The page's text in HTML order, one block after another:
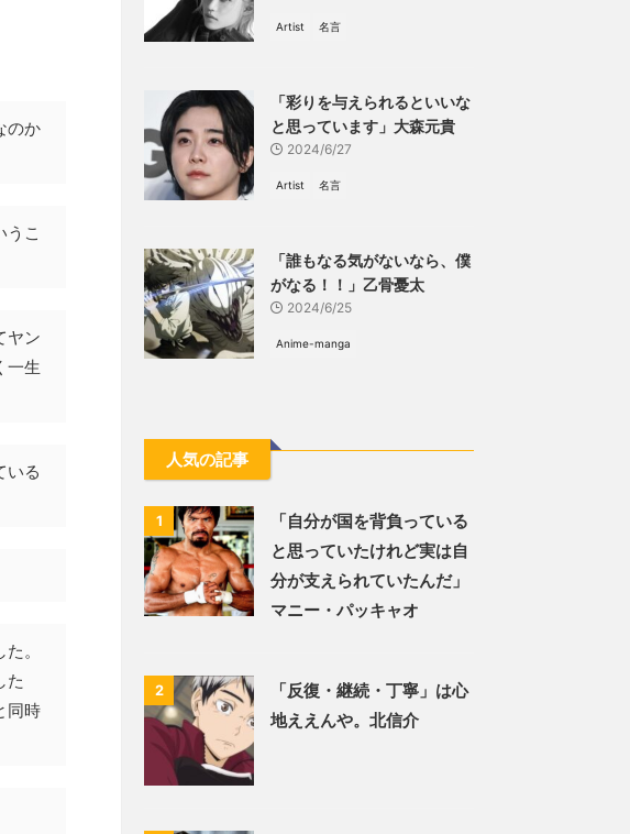
のか
こ
ヤン
一生
いる
。
た
同時
Artist 名言
「彩りを与えられるといいな
と思っています」大森元貴
2024/6/27
Artist 名言
「誰もなる気がないなら、僕
がなる！！」乙骨憂太
2024/6/25
Anime-manga
人気の記事
1
「自分が国を背負っている
と思っていたけれど実は自
分が支えられていたんだ」
マニー・パッキャオ
2
「反復・継続・丁寧」は心
地ええんや。北信介